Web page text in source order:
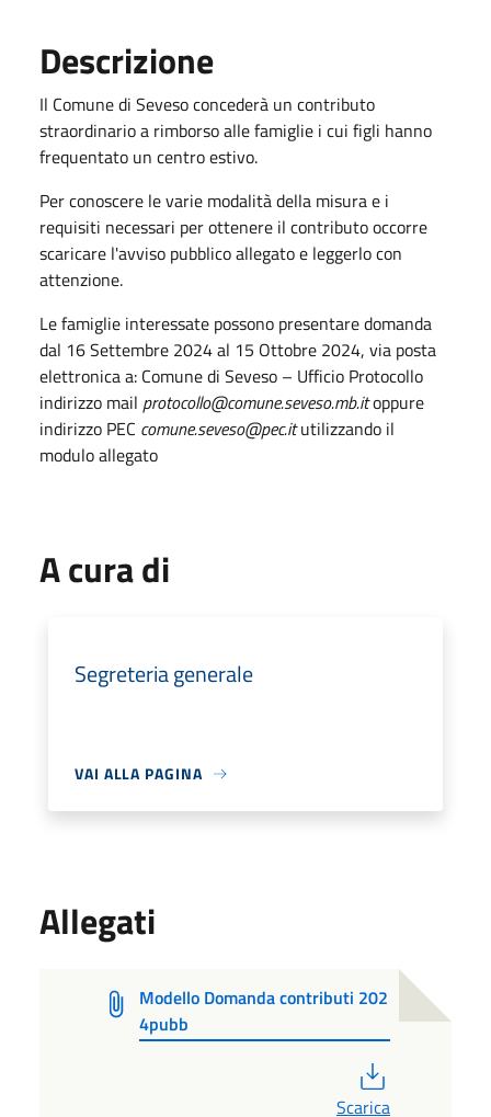
Descrizione
Il Comune di Seveso concederà un contributo
straordinario a rimborso alle famiglie i cui figli hanno
frequentato un centro estivo.
Per conoscere le varie modalità della misura e i
requisiti necessari per ottenere il contributo occorre
scaricare l'avviso pubblico allegato e leggerlo con
attenzione.
Le famiglie interessate possono presentare domanda
dal 16 Settembre 2024 al 15 Ottobre 2024, via posta
elettronica a: Comune di Seveso – Ufficio Protocollo
indirizzo mail protocollo@comune.seveso.mb.itoppure
indirizzo PEC comune.seveso@pec.itutilizzando il
modulo allegato
A cura di
Segreteria generale
VAI ALLA PAGINA
Allegati
Modello Domanda contributi 202
4pubb
Scarica